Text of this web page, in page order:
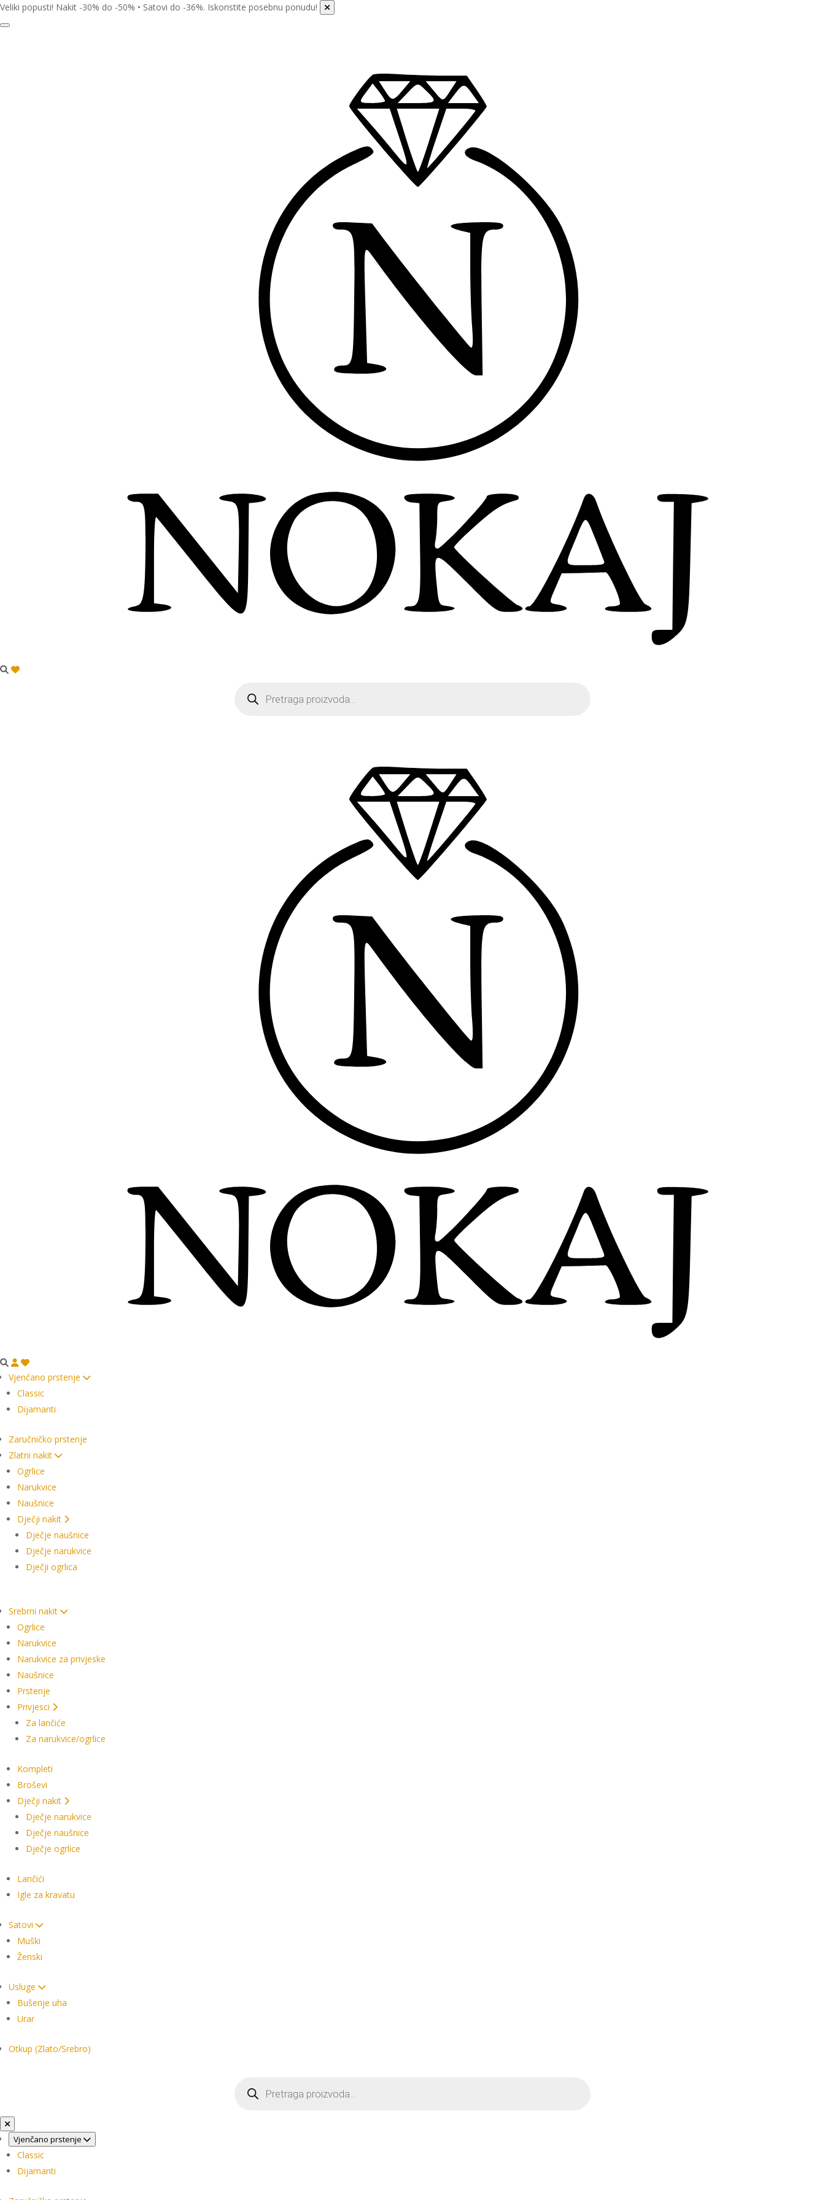
Veliki popusti! Nakit -30% do -50% • Satovi do -36%. Iskoristite posebnu ponudu!
search
Vjenčano prstenje
Classic
Dijamanti
Zaručničko prstenje
Zlatni nakit
Ogrlice
Narukvice
Naušnice
Dječji nakit
Dječje naušnice
Dječje narukvice
Dječji ogrlica
Srebrni nakit
Ogrlice
Narukvice
Narukvice za privjeske
Naušnice
Prstenje
Privjesci
Za lančiće
Za narukvice/ogrlice
Kompleti
Broševi
Dječji nakit
Dječje narukvice
Dječje naušnice
Dječje ogrlice
Lančići
Igle za kravatu
Satovi
Muški
Ženski
Usluge
Bušenje uha
Urar
Otkup (Zlato/Srebro)
search
Vjenčano prstenje
Classic
Dijamanti